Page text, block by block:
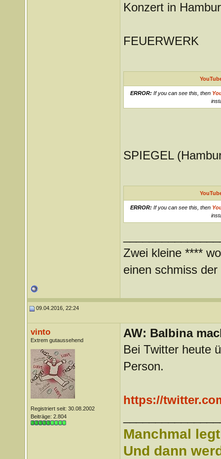
Konzert in
FEUERWERK
ERROR: If you can see this, then
SPIEGEL
ERROR: If you can see this, then
Zwei kleine ****
einen schmiss
09.04.2016, 22:24
vinto
Extrem gutaussehend
Registriert seit: 30.08.2002
Beiträge: 2.804
AW: Balbina
Bei Twitter heute
Person.
https://
Manchmal
Und dann